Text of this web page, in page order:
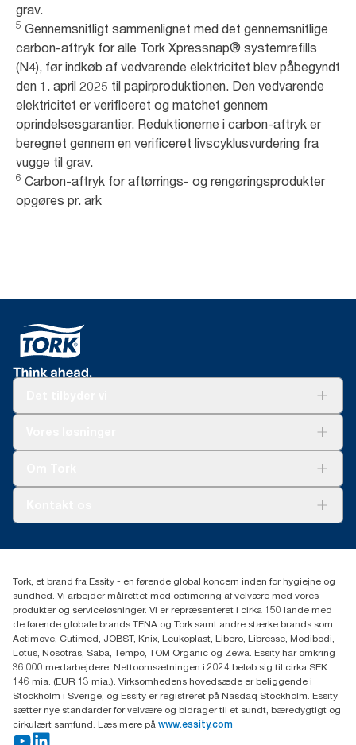
grav.
5 Gennemsnitligt sammenlignet med det gennemsnitlige
carbon-aftryk for alle Tork Xpressnap® systemrefills
(N4), før indkøb af vedvarende elektricitet blev påbegyndt
den 1. april 2025 til papirproduktionen. Den vedvarende
elektricitet er verificeret og matchet gennem
oprindelsesgarantier. Reduktionerne i carbon-aftryk er
beregnet gennem en verificeret livscyklusvurdering fra
vugge til grav.
6 Carbon-aftryk for aftørrings- og rengøringsprodukter
opgøres pr. ark
Smiley-rapport
(+45) 48 16 82 44
Professional Hygiene
Gydevang 33
DK-3450 Allerød
Tork, et brand fra Essity - en førende global koncern inden for hygiejne og
sundhed. Vi arbejder målrettet med optimering af velvære med vores
produkter og serviceløsninger. Vi er repræsenteret i cirka 150 lande med
de førende globale brands TENA og Tork samt andre stærke brands som
Actimove, Cutimed, JOBST, Knix, Leukoplast, Libero, Libresse, Modibodi,
Lotus, Nosotras, Saba, Tempo, TOM Organic og Zewa. Essity har omkring
36.000 medarbejdere. Nettoomsætningen i 2024 beløb sig til cirka SEK
146 mia. (EUR 13 mia.). Virksomhedens hovedsæde er beliggende i
Stockholm i Sverige, og Essity er registreret på Nasdaq Stockholm. Essity
sætter nye standarder for velvære og bidrager til et sundt, bæredygtigt og
cirkulært samfund. Læs mere på www.essity.com